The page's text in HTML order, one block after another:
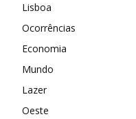
Lisboa
Ocorrências
Economia
Mundo
Lazer
Oeste